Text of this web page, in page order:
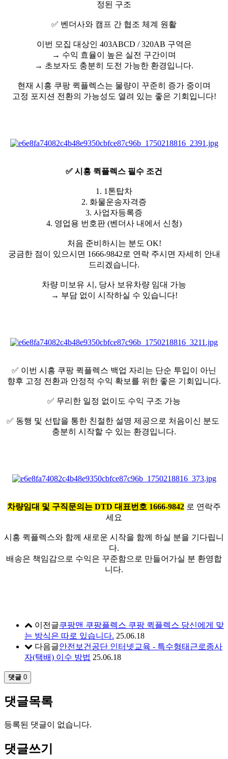
정된 구조
✅ 벤더사와 캠프 간 협조 체계 원활
이번 모집 대상인 403ABCD / 320AB 구역은
→ 수익 효율이 높은 실전 구간이며
→ 초보자도 충분히 도전 가능한 환경입니다.
현재 시흥 쿠팡 퀵플렉스는 물량이 꾸준히 증가 중이며
고정 포지션 전환의 가능성도 열려 있는 좋은 기회입니다!
✅ 시흥 퀵플렉스 필수 조건
1. 1톤탑차
2. 화물운송자격증
3. 사업자등록증
4. 영업용 번호판 (벤더사 내에서 신청)
처음 준비하시는 분도 OK!
궁금한 점이 있으시면 1666-9842로 연락 주시면 자세히 안내
드리겠습니다.
차량 미보유 시, 당사 보유차량 임대 가능
→ 부담 없이 시작하실 수 있습니다!
✅ 이번 시흥 쿠팡 퀵플렉스 백업 자리는 단순 투입이 아닌
향후 고정 전환과 안정적 수익 확보를 위한 좋은 기회입니다.
✅ 무리한 일정 없이도 수익 구조 가능
✅ 동행 및 선탑을 통한 친절한 설명 제공으로 처음이신 분도
충분히 시작할 수 있는 환경입니다.
차량임대 및 구직문의는 DTD 대표번호 1666-9842 로 연락주
세요
시흥 퀵플렉스와 함께 새로운 시작을 함께 하실 분을 기다립니
다.
배송은 책임감으로 수익은 꾸준함으로 만들어가실 분 환영합
니다.
이전글쿠팡맨 쿠팡플렉스 쿠팡 퀵플렉스 당신에게 맞
는 방식은 따로 있습니다. 25.06.18
다음글안전보건공단 인터넷교육 - 특수형태근로종사
자(택배) 이수 방법 25.06.18
댓글 0
댓글목록
등록된 댓글이 없습니다.
댓글쓰기